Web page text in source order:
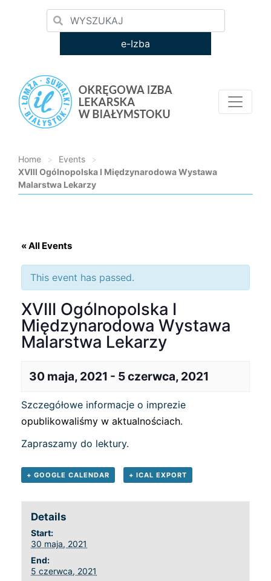
e-Izba
Home > Events
>
XVIII Ogólnopolska I Międzynarodowa Wystawa
Malarstwa Lekarzy
« All Events
This event has passed.
XVIII Ogólnopolska I
Międzynarodowa Wystawa
Malarstwa Lekarzy
30 maja, 2021 - 5 czerwca, 2021
Szczegółowe informacje o imprezie
opublikowaliśmy w aktualnościach.
Zapraszamy do lektury.
+ GOOGLE CALENDAR + ICAL EXPORT
Details
Start:
30 maja, 2021
End:
5 czerwca, 2021